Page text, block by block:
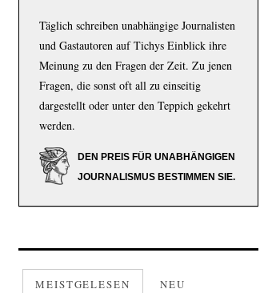
Täglich schreiben unabhängige Journalisten
und Gastautoren auf Tichys Einblick ihre
Meinung zu den Fragen der Zeit. Zu jenen
Fragen, die sonst oft all zu einseitig
dargestellt oder unter den Teppich gekehrt
werden.
DEN PREIS FÜR UNABHÄNGIGEN
JOURNALISMUS BESTIMMEN SIE.
MEISTGELESEN NEU